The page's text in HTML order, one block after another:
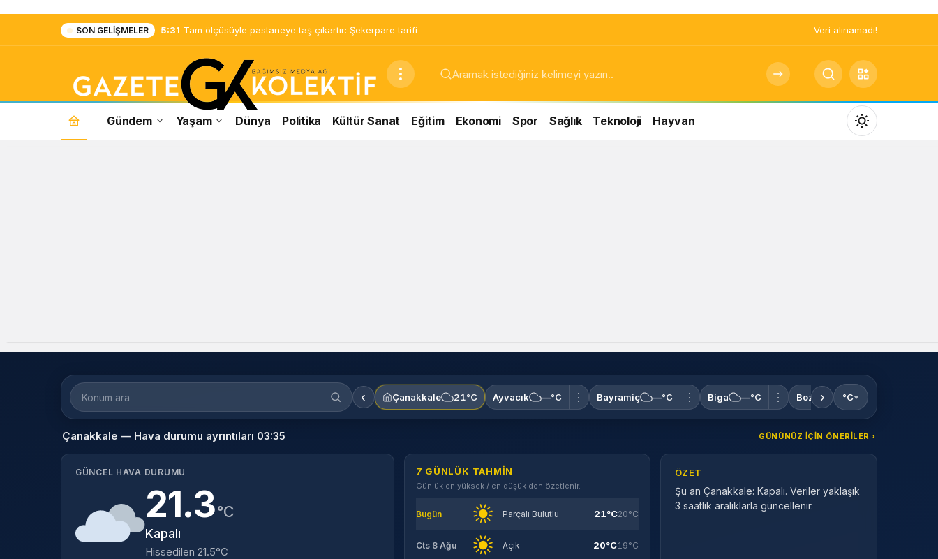
SON GELIŞMELER 5:31 Tam ölçüsüyle pastaneye taş çıkartır: Şekerpare tarifi Veri alınamadı!
Gündem Yaşam Dünya Politika Kültür Sanat Eğitim Ekonomi Spor Sağlık Teknoloji Hayvan
Mod
değiştir
Konum
ara
‹ Çanakkale 21°C Ayvacık —°C ⋮ Bayramiç —°C ⋮ Biga —°C ⋮ Bozcaada —°C
› °C
Çanakkale — Hava durumu ayrıntıları 03:35 GÜNÜNÜZ IÇIN ÖNERILER ›
GÜNCEL HAVA DURUMU
21.3°C
Kapalı
Hissedilen 21.5°C
7 GÜNLÜK TAHMIN
Günlük en yüksek / en düşük den özetlenir.
Bugün Parçalı Bulutlu 21°C20°C
Cts 8 Ağu Açık 20°C19°C
ÖZET
Şu an Çanakkale: Kapalı. Veriler yaklaşık
3 saatlik aralıklarla güncellenir.